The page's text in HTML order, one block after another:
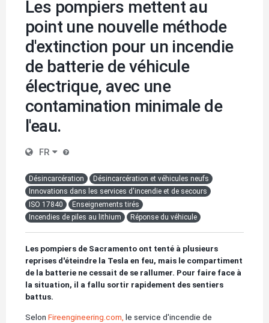
Les pompiers mettent au
point une nouvelle méthode
d'extinction pour un incendie
de batterie de véhicule
électrique, avec une
contamination minimale de
l'eau.
FR
Désincarcération
Désincarcération et véhicules neufs
Innovations dans les services d'incendie et de secours
ISO 17840
Enseignements tirés
Incendies de piles au lithium
Réponse du véhicule
Les pompiers de Sacramento ont tenté à plusieurs
reprises d'éteindre la Tesla en feu, mais le compartiment
de la batterie ne cessait de se rallumer. Pour faire face à
la situation, il a fallu sortir rapidement des sentiers
battus.
Selon Fireengineering.com, le service d'incendie de